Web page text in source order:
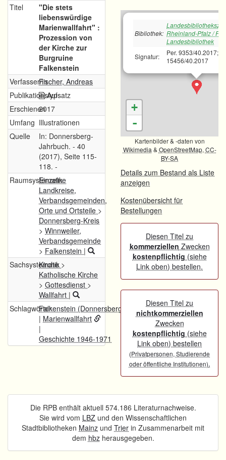
Titel
"Die stets
liebenswürdige
Marienwallfahrt" :
Prozession von
der Kirche zur
Burgruine
Falkenstein
Verfasser/inFischer, Andreas
PublikationstypAufsatz
Erschienen2017
Umfang Illustrationen
Quelle
In: Donnersberg-
Jahrbuch. - 40
(2017), Seite 115-
118. -
Raumsystematik
Einzelne
Landkreise,
Verbandsgemeinden,
Orte und Ortsteile >
Donnersberg-Kreis
> Winnweiler,
Verbandsgemeinde
> Falkenstein |
Sachsystematik
Kirche >
Katholische Kirche
> Gottesdienst >
Wallfahrt |
SchlagwörterFalkenstein (Donnersbergkreis)
| Marienwallfahrt
|
Geschichte 1946-1971
Bibliothek: Rheinland-Pfalz /
Landesbibliothek
Signatur:
Per. 9353/
15456/40.2017
+
-
Kartenbilder & -daten von
Wikimedia & OpenStreetMap, CC-
BY-SA
Details zum Bestand als Liste
anzeigen
Kostenübersicht für
Bestellungen
Diesen Titel zu
kommerziellen Zwecken
kostenpflichtig (siehe
Link oben) bestellen.
Diesen Titel zu
nichtkommerziellen
Zwecken
kostenpflichtig (siehe
Link oben) bestellen
(Privatpersonen, Studierende
oder öffentliche Institutionen).
Die RPB enthält aktuell 574.186 Literaturnachweise.
Sie wird vom LBZ und den Wissenschaftlichen
Stadtbibliotheken Mainz und Trier in Zusammenarbeit mit
dem hbzherausgegeben.